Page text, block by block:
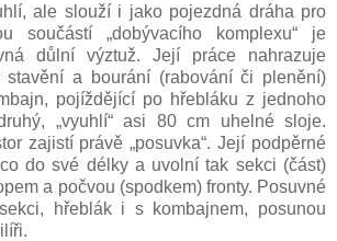
ale slouží i jako pojezdná dráha pro
součástí „dobývacího komplexu“ je
důlní výztuž. Její práce nahrazuje
stavění a bourání (rabování či plenění)
pojíždějící po hřebláku z jednoho
„vyuhlí“ asi 80 cm uhelné sloje.
zajistí právě „posuvka“. Její podpěrné
do své délky a uvolní tak sekci (část)
a počvou (spodkem) fronty. Posuvné
hřeblák i s kombajnem, posunou